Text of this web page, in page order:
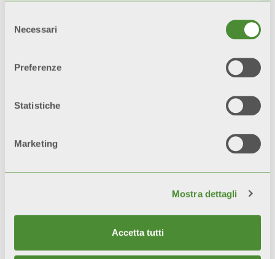
delNecessari
Preferenze
Statistiche
Marketing
Mostra dettagli
Accetta tutti
d’arte, secondo le vigenti norme e
riguardanti l’installazione, l’uso e la
Video